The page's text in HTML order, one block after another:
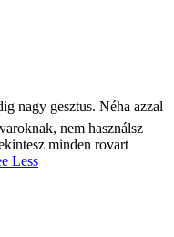
nagy gesztus. Néha azzal
nem használsz
minden rovart
Less